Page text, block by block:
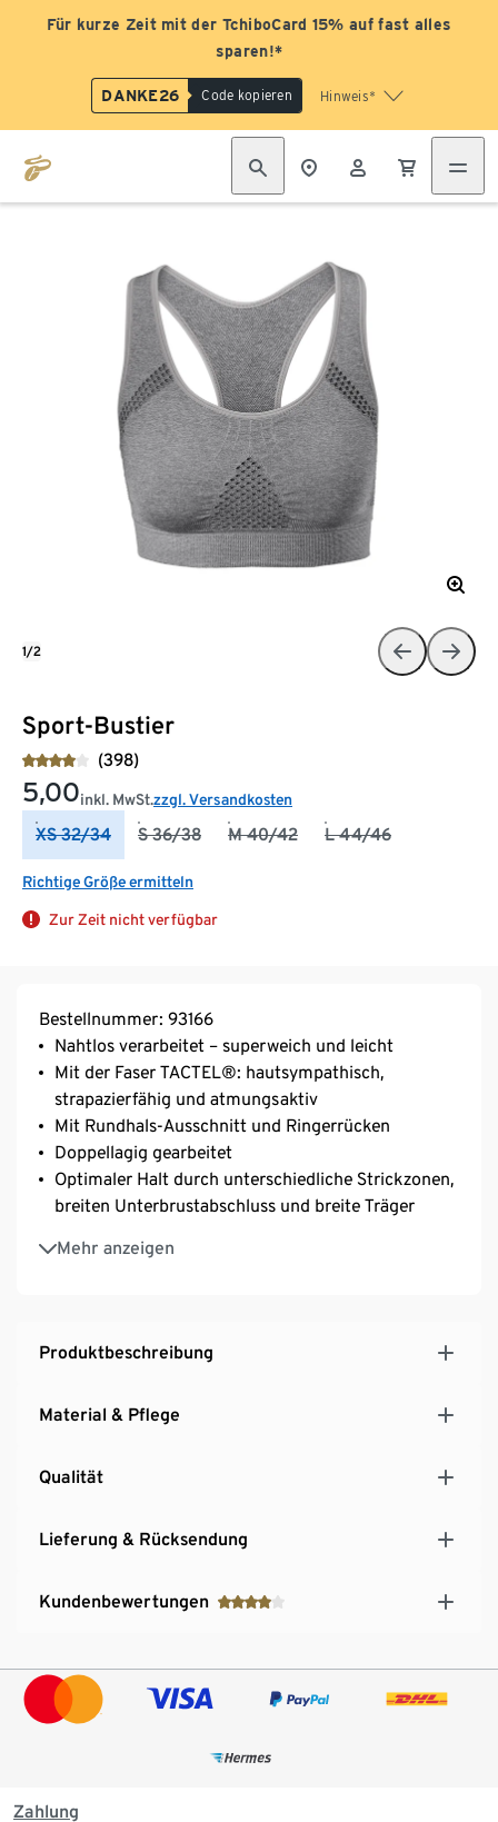
Für kurze Zeit mit der TchiboCard 15% auf fast alles
sparen!*
DANKE26 Code kopieren Hinweis*
Sport-Bustier
(398)
5,00inkl. MwSt.zzgl. Versandkosten
XS 32/34 S 36/38 M 40/42 L 44/46
Richtige Größe ermitteln
Zur Zeit nicht verfügbar
1/2
Bestellnummer: 93166
Nahtlos verarbeitet – superweich und leicht
Mit der Faser TACTEL®: hautsympathisch,
strapazierfähig und atmungsaktiv
Mit Rundhals-Ausschnitt und Ringerrücken
Doppellagig gearbeitet
Optimaler Halt durch unterschiedliche Strickzonen,
breiten Unterbrustabschluss und breite Träger
Mehr anzeigen
Ohne störende Seitennähte
Mit Elasthan: formbeständig, perfekter Sitze bei
Produktbeschreibung
Material & Pflege
Qualität
Lieferung & Rücksendung
Kundenbewertungen
Zahlung